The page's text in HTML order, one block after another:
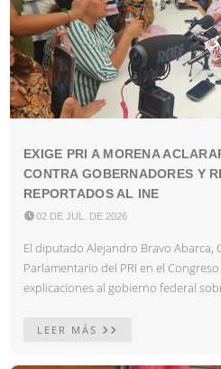
EXIGE PRI A MORENA
CONTRA GOBERNADORES Y
REPORTADOS AL INE
02 DE JUL. DE 2026
El diputado Alejandro Bravo
Parlamentario del PRI en el
explicaciones al gobierno federal
LEER MÁS